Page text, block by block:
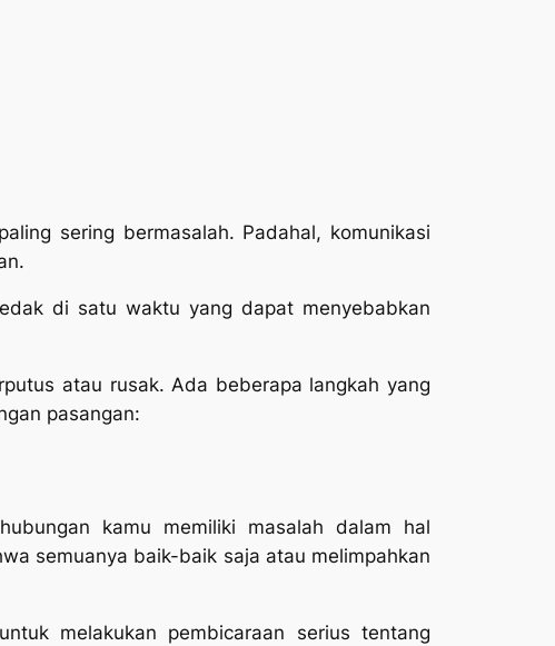
sering bermasalah. Padahal, komunikasi
di satu waktu yang dapat menyebabkan
atau rusak. Ada beberapa langkah yang
pasangan:
kamu memiliki masalah dalam hal
semuanya baik-baik saja atau melimpahkan
melakukan pembicaraan serius tentang